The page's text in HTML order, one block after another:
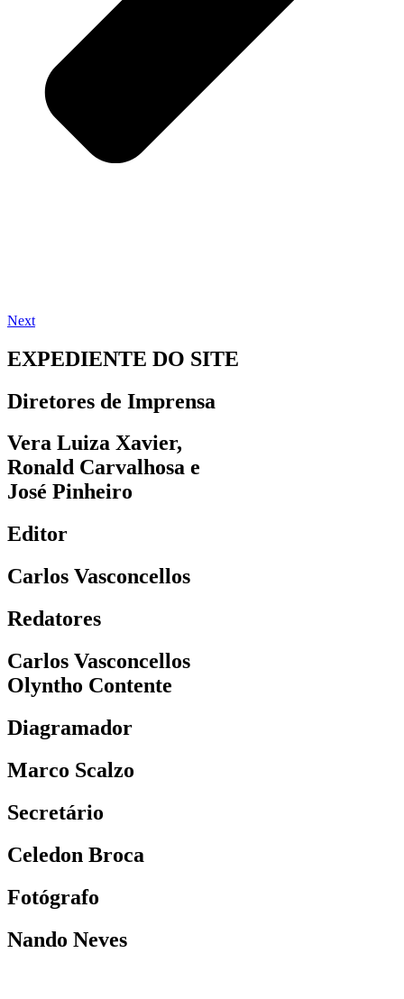
Next
EXPEDIENTE DO SITE
Diretores de Imprensa
Vera Luiza Xavier,
Ronald Carvalhosa e
José Pinheiro
Editor
Carlos Vasconcellos
Redatores
Carlos Vasconcellos
Olyntho Contente
Diagramador
Marco Scalzo
Secretário
Celedon Broca
Fotógrafo
Nando Neves